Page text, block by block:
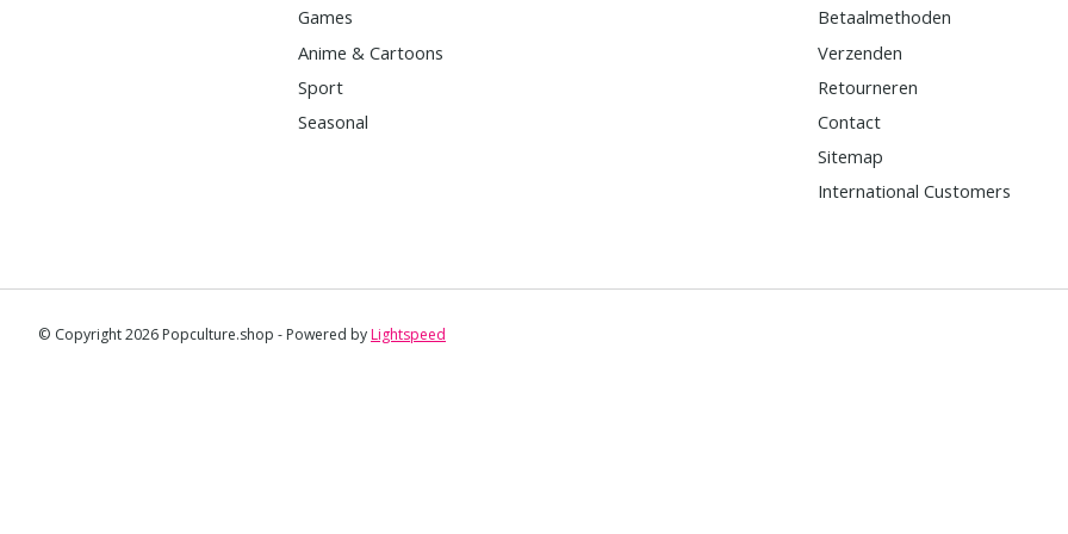
Games
Anime & Cartoons
Sport
Seasonal
Betaalmethoden
Verzenden
Retourneren
Contact
Sitemap
International Customers
© Copyright 2026 Popculture.shop - Powered byLightspeed